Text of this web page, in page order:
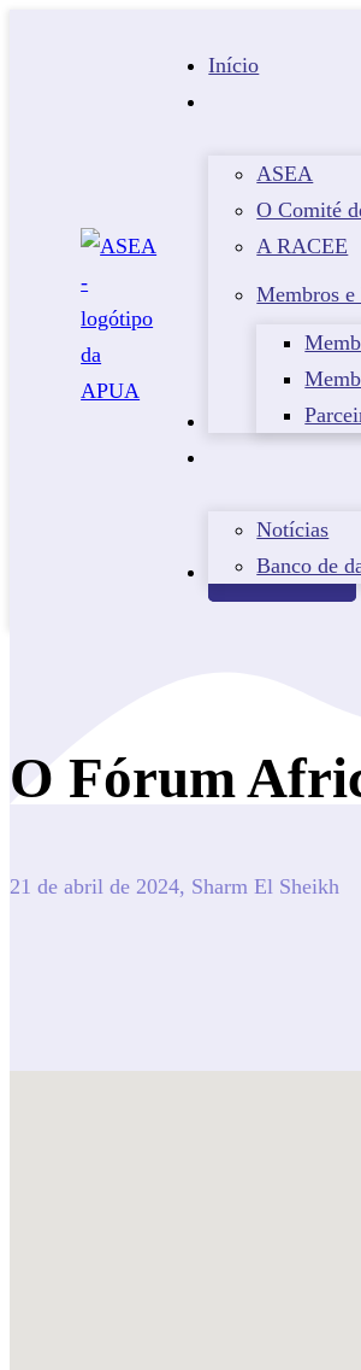
Início
ASEA
O Comité
A RACEE
Membros e
Notícias
Banco de
Contacto
O Fórum
21 de abril de 2024, Sharm El Sheikh